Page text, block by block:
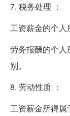
7. 税务处理 ：
工资薪金的个人
劳务报酬的个
别。
8. 劳动性质 ：
工资薪金所得